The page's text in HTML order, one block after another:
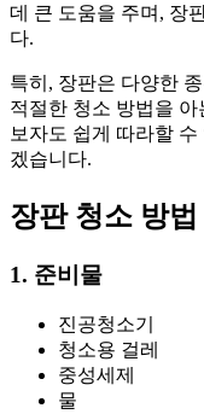
데 큰 도움을 주며, 장
다.
특히, 장판은 다양한
적절한 청소 방법을
보자도 쉽게 따라할
겠습니다.
장판 청소 방법
1. 준비물
진공청소기
청소용 걸레
중성세제
물